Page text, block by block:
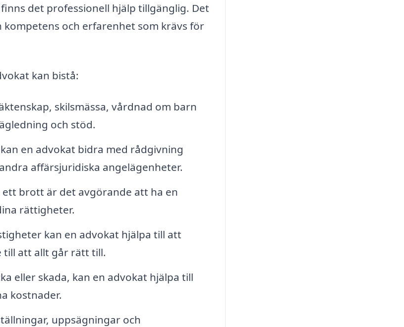
det professionell hjälp tillgänglig. Det
och erfarenhet som krävs för
kan bistå:
skilsmässa, vårdnad om barn
och stöd.
en advokat bidra med rådgivning
affärsjuridiska angelägenheter.
brott är det avgörande att ha en
rättigheter.
kan en advokat hjälpa till att
till att allt går rätt till.
eller skada, kan en advokat hjälpa till
kostnader.
uppsägningar och